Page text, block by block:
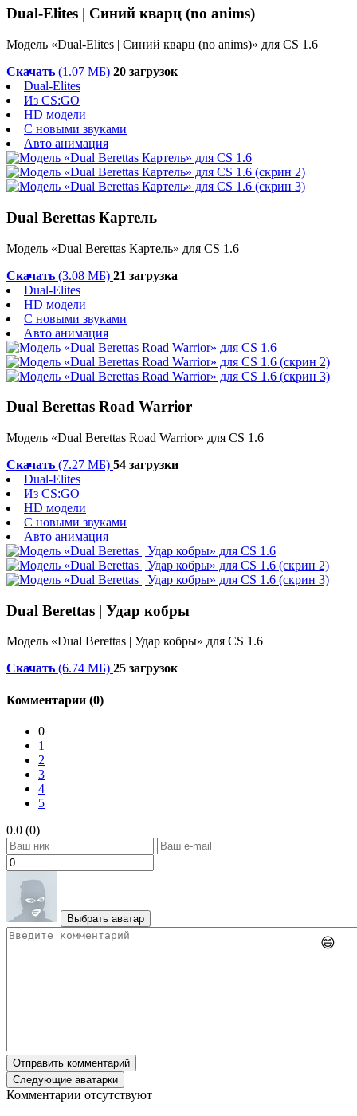
Dual-Elites | Синий кварц (no anims)
Модель «Dual-Elites | Синий кварц (no anims)» для CS 1.6
Скачать (1.07 МБ) 20 загрузок
Dual-Elites
Из CS:GO
HD модели
С новыми звуками
Авто анимация
Dual Berettas Картель
Модель «Dual Berettas Картель» для CS 1.6
Скачать (3.08 МБ) 21 загрузка
Dual-Elites
HD модели
С новыми звуками
Авто анимация
Dual Berettas Road Warrior
Модель «Dual Berettas Road Warrior» для CS 1.6
Скачать (7.27 МБ) 54 загрузки
Dual-Elites
Из CS:GO
HD модели
С новыми звуками
Авто анимация
Dual Berettas | Удар кобры
Модель «Dual Berettas | Удар кобры» для CS 1.6
Скачать (6.74 МБ) 25 загрузок
Комментарии (0)
0
1
2
3
4
5
0.0 (0)
Выбрать аватар
😄
Отправить комментарий
Следующие аватарки
Комментарии отсутствуют